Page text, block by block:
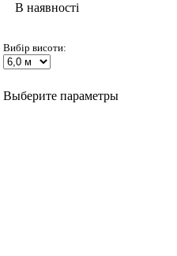
В наявності
Вибір висоти:
Выберите параметры